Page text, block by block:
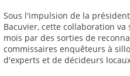
Sous l'impulsion de la
Bacuvier, cette collaboration
mois par des sorties de
commissaires enquêteurs à
d'experts et de décideurs